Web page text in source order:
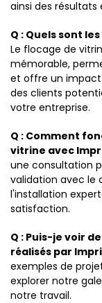
ainsi des
Q : Quels sont
Le flocage de
mémorable,
et offre un
des clients
votre entreprise.
Q : Comment
vitrine avec
une consultation
validation avec le
l'installation
satisfaction.
Q : Puis-je voir
réalisés par
exemples de
explorer notre
notre travail.